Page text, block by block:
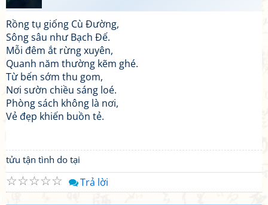
Rồng tụ giống Cù Đường,
Sông sâu như Bạch Đế.
Mỗi đêm ắt rừng xuyên,
Quanh năm thường kẽm ghé.
Từ bến sớm thu gom,
Nơi sườn chiều sáng loé.
Phòng sách không là nơi,
Vẻ đẹp khiến buồn tẻ.
tửu tận tình do tại
☆
☆
☆
☆
☆ Trả lời